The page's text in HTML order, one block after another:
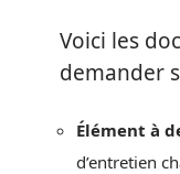
Voici les
demander
Élément à
d’entretien